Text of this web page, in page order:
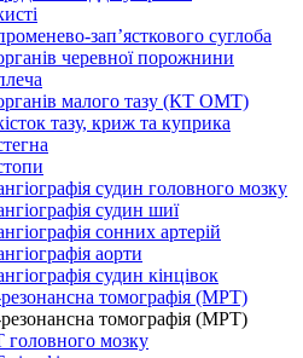
зап’ясткового суглоба
черевної порожнини
малого тазу (КТ ОМТ)
тазу, криж та куприка
судин головного мозку
судин шиї
сонних артерій
аорти
судин кінцівок
томографія (МРТ)
томографія (МРТ)
мозку